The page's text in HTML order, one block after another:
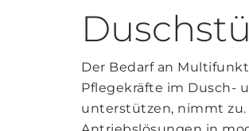
Der Bedarf an
Pflegekräfte im Dusch-
unterstützen, nimmt zu.